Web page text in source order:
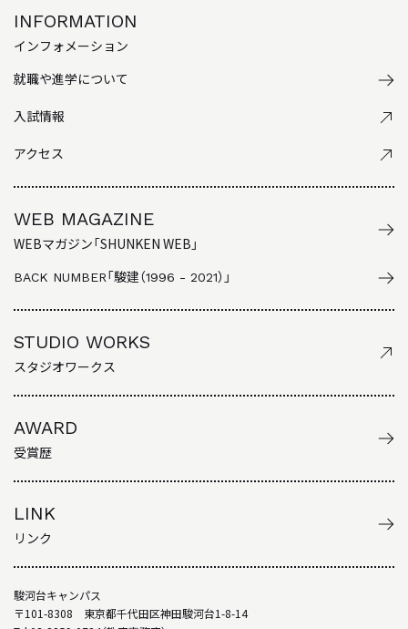
INFORMATION
インフォメーション
就職や進学について
入試情報
アクセス
WEB MAGAZINE
WEBマガジン「SHUNKEN WEB」
BACK NUMBER「駿建（1996 - 2021）」
STUDIO WORKS
スタジオワークス
AWARD
受賞歴
LINK
リンク
駿河台キャンパス
〒101-8308 東京都千代田区神田駿河台1-8-14